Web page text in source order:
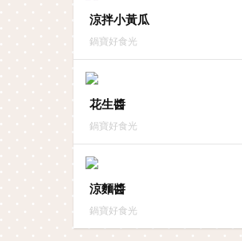
涼拌小黃瓜
鍋寶好食光
花生醬
鍋寶好食光
涼麵醬
鍋寶好食光